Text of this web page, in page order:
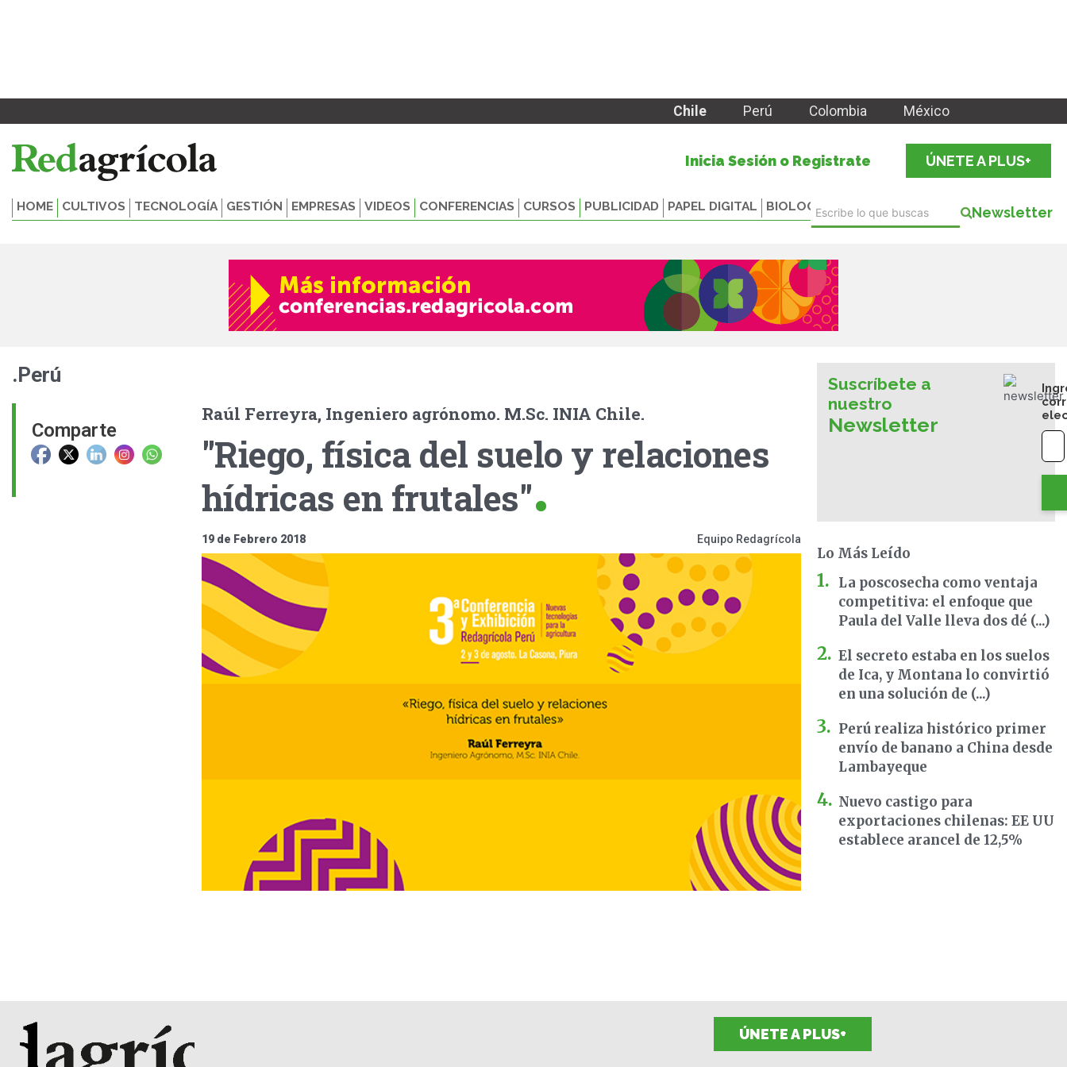
Chile Perú Colombia México
Inicia Sesión o Registrate ÚNETE A PLUS+
HOME CULTIVOS TECNOLOGÍA GESTIÓN EMPRESAS VIDEOS CONFERENCIAS CURSOS PUBLICIDAD PAPEL DIGITAL BIOLOGICALS Newsletter
.Perú
Comparte
Raúl Ferreyra, Ingeniero agrónomo. M.Sc. INIA Chile.
"Riego, física del suelo y relaciones
hídricas en frutales"
19 de Febrero 2018 Equipo Redagrícola
Suscríbete a
nuestro
Newsletter
Lo Más Leído
La poscosecha como ventaja
competitiva: el enfoque que
Paula del Valle lleva dos dé (...)
El secreto estaba en los suelos
de Ica, y Montana lo convirtió
en una solución de (...)
Perú realiza histórico primer
envío de banano a China desde
Lambayeque
Nuevo castigo para
exportaciones chilenas: EE UU
establece arancel de 12,5%
ÚNETE A PLUS+